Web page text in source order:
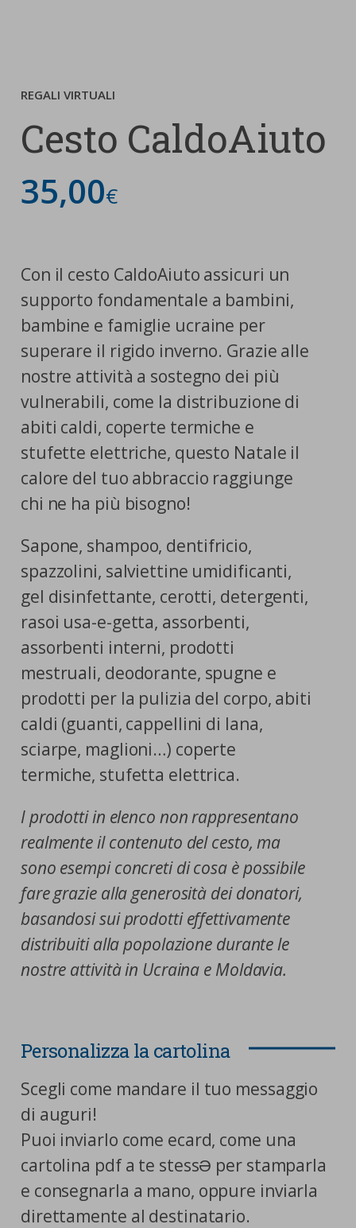
Ufficio Stampa
Centro studi
Aziende e Fondazioni
Trasparenza
Lavora con noi
CERCACARRELLO
Cookie di Analisi
Cookie di marketing
Cookie di terze parti
REGALI VIRTUALI
Cesto CaldoAiuto
35,00€
Con il cesto CaldoAiuto assicuri un
supporto fondamentale a bambini,
bambine e famiglie ucraine per
superare il rigido inverno. Grazie alle
nostre attività a sostegno dei più
vulnerabili, come la distribuzione di
abiti caldi, coperte termiche e
stufette elettriche, questo Natale il
calore del tuo abbraccio raggiunge
chi ne ha più bisogno!
Sapone, shampoo, dentifricio,
spazzolini, salviettine umidificanti,
gel disinfettante, cerotti, detergenti,
rasoi usa-e-getta, assorbenti,
assorbenti interni, prodotti
mestruali, deodorante, spugne e
prodotti per la pulizia del corpo, abiti
caldi (guanti, cappellini di lana,
sciarpe, maglioni…) coperte
termiche, stufetta elettrica.
I prodotti in elenco non rappresentano
realmente il contenuto del cesto, ma
sono esempi concreti di cosa è possibile
fare grazie alla generosità dei donatori,
basandosi sui prodotti effettivamente
distribuiti alla popolazione durante le
nostre attività in Ucraina e Moldavia.
Personalizza la cartolina
Scegli come mandare il tuo messaggio
di auguri!
Puoi inviarlo come ecard, come una
cartolina pdf a te stessƏ per stamparla
e consegnarla a mano, oppure inviarla
direttamente al destinatario.